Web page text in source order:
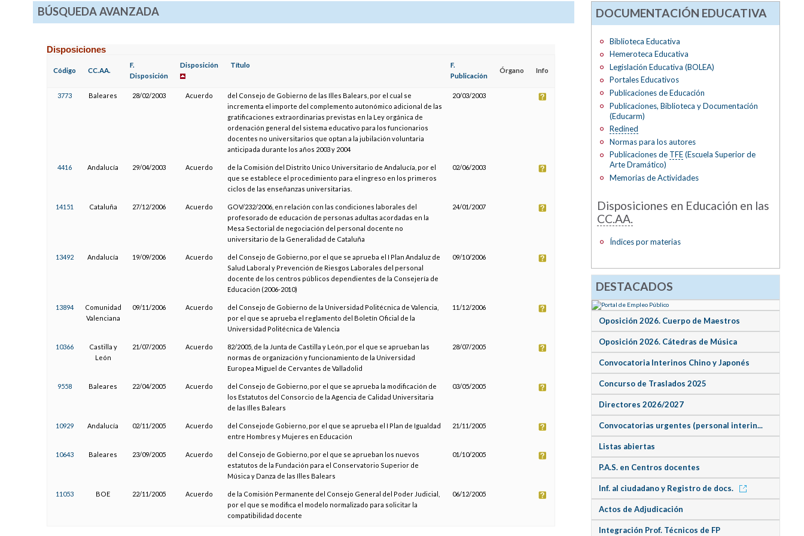
BÚSQUEDA AVANZADA
Disposiciones
Código CC.AA.
F.
Disposición
Disposición Título
F.
Publicación
Órgano Info
3773 Baleares 28/02/2003 Acuerdo
del Consejo de Gobierno de las Illes Balears, por el cual se
incrementa el importe del complemento autonómico adicional de las
gratificaciones extraordinarias previstas en la Ley orgánica de
ordenación general del sistema educativo para los funcionarios
docentes no universitarios que optan a la jubilación voluntaria
anticipada durante los años 2003 y 2004
20/03/2003
4416 Andalucía 29/04/2003 Acuerdo
de la Comisión del Distrito Unico Universitario de Andalucía, por el
que se establece el procedimiento para el ingreso en los primeros
ciclos de las enseñanzas universitarias.
02/06/2003
14151 Cataluña 27/12/2006 Acuerdo
GOV/232/2006, en relación con las condiciones laborales del
profesorado de educación de personas adultas acordadas en la
Mesa Sectorial de negociación del personal docente no
universitario de la Generalidad de Cataluña
24/01/2007
13492 Andalucía 19/09/2006 Acuerdo
del Consejo de Gobierno, por el que se aprueba el I Plan Andaluz de
Salud Laboral y Prevención de Riesgos Laborales del personal
docente de los centros públicos dependientes de la Consejería de
Educación (2006-2010)
09/10/2006
13894
Comunidad
Valenciana
09/11/2006 Acuerdo
del Consejo de Gobierno de la Universidad Politécnica de Valencia,
por el que se aprueba el reglamento del Boletín Oficial de la
Universidad Politécnica de Valencia
11/12/2006
10366
Castilla y
León
21/07/2005 Acuerdo
82/2005, de la Junta de Castilla y León, por el que se aprueban las
normas de organización y funcionamiento de la Universidad
Europea Miguel de Cervantes de Valladolid
28/07/2005
9558 Baleares 22/04/2005 Acuerdo
del Consejo de Gobierno, por el que se aprueba la modificación de
los Estatutos del Consorcio de la Agencia de Calidad Universitaria
de las Illes Balears
03/05/2005
10929 Andalucía 02/11/2005 Acuerdo
del Consejode Gobierno, por el que se aprueba el I Plan de Igualdad
entre Hombres y Mujeres en Educación
21/11/2005
10643 Baleares 23/09/2005 Acuerdo
del Consejo de Gobierno, por el que se aprueban los nuevos
estatutos de la Fundación para el Conservatorio Superior de
Música y Danza de las Illes Balears
01/10/2005
11053 BOE 22/11/2005 Acuerdo
de la Comisión Permanente del Consejo General del Poder Judicial,
por el que se modifica el modelo normalizado para solicitar la
compatibilidad docente
06/12/2005
DOCUMENTACIÓN EDUCATIVA
Biblioteca Educativa
Hemeroteca Educativa
Legislación Educativa (BOLEA)
Portales Educativos
Publicaciones de Educación
Publicaciones, Biblioteca y Documentación
(Educarm)
Redined
Normas para los autores
Publicaciones de TFE(Escuela Superior de
Arte Dramático)
Memorias de Actividades
Disposiciones en Educación en las
CC.AA.
Índices por materias
DESTACADOS
Oposición 2026. Cuerpo de Maestros
Oposición 2026. Cátedras de Música
Convocatoria Interinos Chino y Japonés
Concurso de Traslados 2025
Directores 2026/2027
Convocatorias urgentes (personal interin...
Listas abiertas
P.A.S. en Centros docentes
Inf. al ciudadano y Registro de docs.
Actos de Adjudicación
Integración Prof. Técnicos de FP